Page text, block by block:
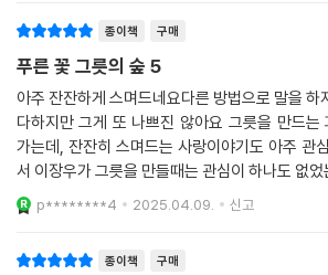
종이책 구매
푸른 꽃 그릇의 숲 5
아주 잔잔하게 스며드네요다른 방법으로 말을 하
다하지만 그게 또 나쁘진 않아요 그릇을 만드는
가는데, 잔잔히 스며드는 사랑이야기도 아주 관
서 이장우가 그릇을 만들때는 관심이 하나도 없었
p********4 2025.04.09. 신고
종이책 구매